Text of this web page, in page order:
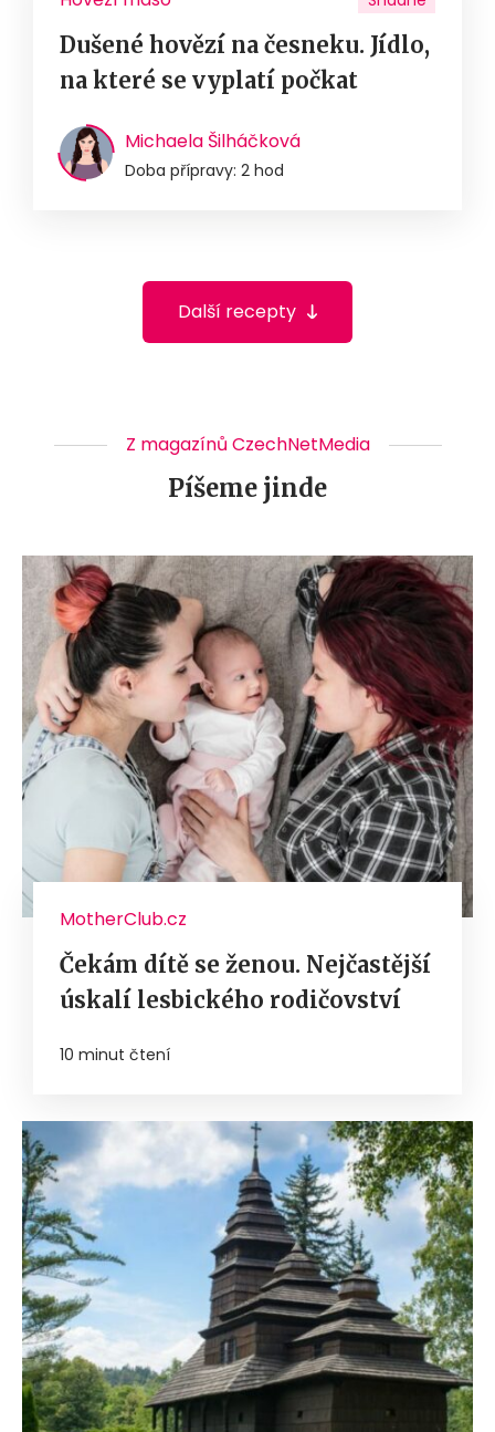
Dušené hovězí na česneku. Jídlo,
na které se vyplatí počkat
Michaela Šilháčková
Doba přípravy: 2 hod
Další recepty
Z magazínů CzechNetMedia
Píšeme jinde
MotherClub.cz
Čekám dítě se ženou. Nejčastější
úskalí lesbického rodičovství
10 minut čtení